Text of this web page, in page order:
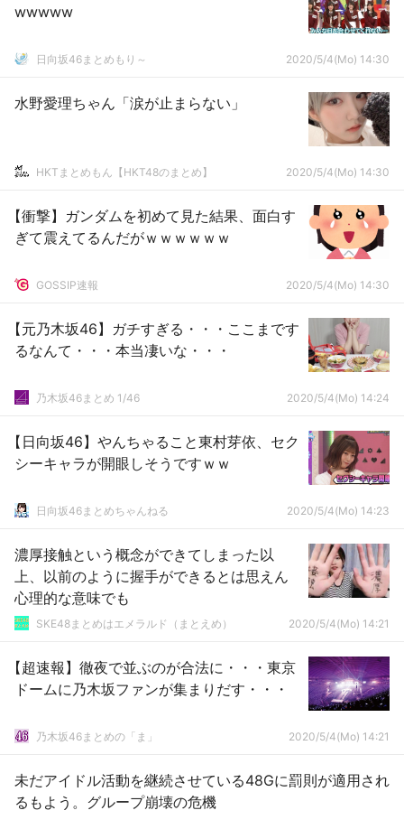
wwwww
日向坂46まとめもり～ 2020/5/4(Mo) 14:30
水野愛理ちゃん「涙が止まらない」
HKTまとめもん【HKT48のまとめ】 2020/5/4(Mo) 14:30
【衝撃】ガンダムを初めて見た結果、面白す
ぎて震えてるんだがｗｗｗｗｗｗ
GOSSIP速報 2020/5/4(Mo) 14:30
【元乃木坂46】ガチすぎる・・・ここまです
るなんて・・・本当凄いな・・・
乃木坂46まとめ 1/46 2020/5/4(Mo) 14:24
【日向坂46】やんちゃること東村芽依、セク
シーキャラが開眼しそうですｗｗ
日向坂46まとめちゃんねる 2020/5/4(Mo) 14:23
濃厚接触という概念ができてしまった以
上、以前のように握手ができるとは思えん
心理的な意味でも
SKE48まとめはエメラルド（まとえめ） 2020/5/4(Mo) 14:21
【超速報】徹夜で並ぶのが合法に・・・東京
ドームに乃木坂ファンが集まりだす・・・
乃木坂46まとめの「ま」 2020/5/4(Mo) 14:21
未だアイドル活動を継続させている48Gに罰則が適用され
るもよう。グループ崩壊の危機